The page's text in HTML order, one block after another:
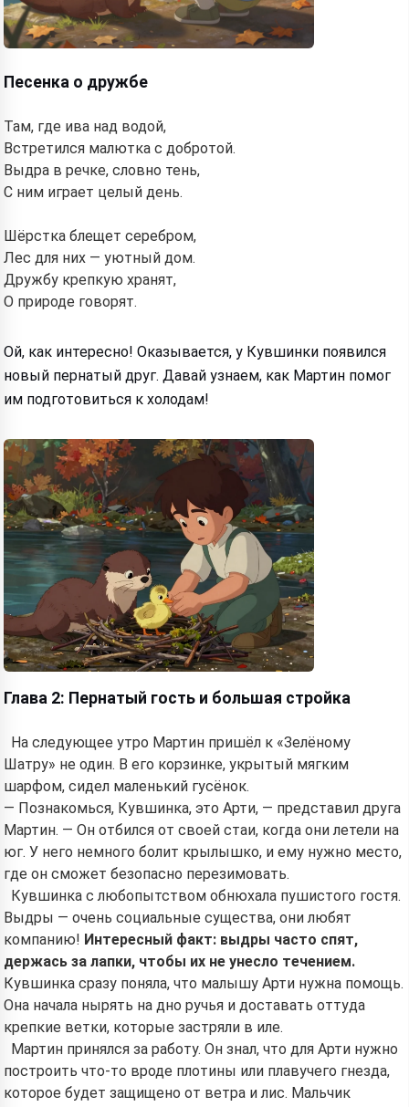
Песенка о дружбе
Там, где ива над водой,
Встретился малютка с добротой.
Выдра в речке, словно тень,
С ним играет целый день.
Шёрстка блещет серебром,
Лес для них — уютный дом.
Дружбу крепкую хранят,
О природе говорят.
Ой, как интересно! Оказывается, у Кувшинки появился
новый пернатый друг. Давай узнаем, как Мартин помог
им подготовиться к холодам!
Глава 2: Пернатый гость и большая стройка
На следующее утро Мартин пришёл к «Зелёному
Шатру» не один. В его корзинке, укрытый мягким
шарфом, сидел маленький гусёнок.
— Познакомься, Кувшинка, это Арти, — представил друга
Мартин. — Он отбился от своей стаи, когда они летели на
юг. У него немного болит крылышко, и ему нужно место,
где он сможет безопасно перезимовать.
Кувшинка с любопытством обнюхала пушистого гостя.
Выдры — очень социальные существа, они любят
компанию! Интересный факт: выдры часто спят,
держась за лапки, чтобы их не унесло течением.
Кувшинка сразу поняла, что малышу Арти нужна помощь.
Она начала нырять на дно ручья и доставать оттуда
крепкие ветки, которые застряли в иле.
Мартин принялся за работу. Он знал, что для Арти нужно
построить что-то вроде плотины или плавучего гнезда,
которое будет защищено от ветра и лис. Мальчик